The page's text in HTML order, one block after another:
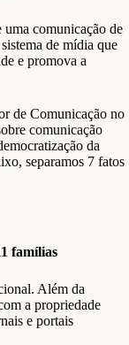
comunicação de
de mídia que
e promova a
de Comunicação no
comunicação
da
separamos 7 fatos
famílias
Além da
a propriedade
e portais